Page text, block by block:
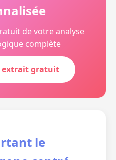
de votre analyse
complète
extrait gratuit
le